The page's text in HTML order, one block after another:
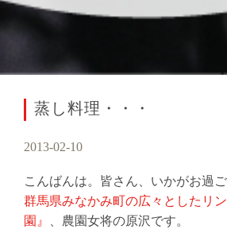
蒸し料理・・・
2013-02-10
こんばんは。皆さん、いかがお過
群馬県みなかみ町の広々としたリ
園』
、農園女将の原沢です。